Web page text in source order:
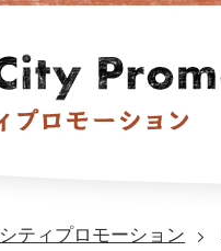
シティプロモーション